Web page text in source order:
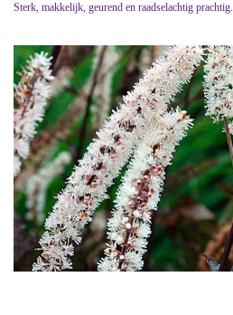
Sterk, makkelijk, geurend en raadselachtig prachtig.